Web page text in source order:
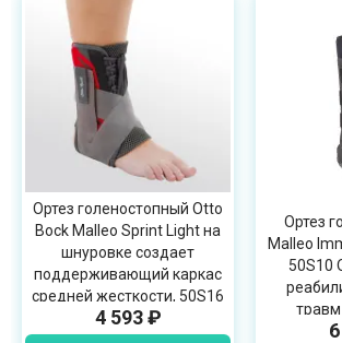
Ортез голеностопный Otto
Bock Malleo Sprint Light на
шнуровке создает
поддерживающий каркас
средней жесткости, 50S16
4 593 ₽
Ортез
Malleo
50S10